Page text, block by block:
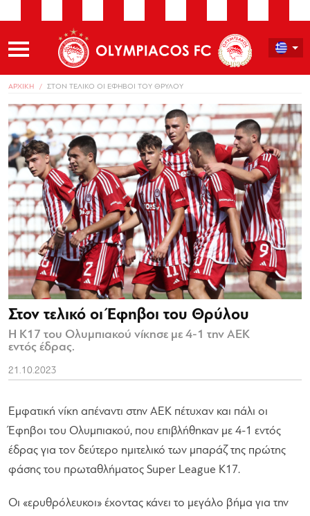
ΑΡΧΙΚΗ ΣΤΟΝ ΤΕΛΙΚΟ ΟΙ ΕΦΗΒΟΙ ΤΟΥ ΘΡΥΛΟΥ
Στον τελικό οι Έφηβοι του Θρύλου
Η Κ17 του Ολυμπιακού νίκησε με 4-1 την ΑΕΚ
εντός έδρας.
21.10.2023
Εμφατική νίκη απέναντι στην ΑΕΚ πέτυχαν και πάλι οι
Έφηβοι του Ολυμπιακού, που επιβλήθηκαν με 4-1 εντός
έδρας για τον δεύτερο ημιτελικό των μπαράζ της πρώτης
φάσης του πρωταθλήματος Super League Κ17.
Οι «ερυθρόλευκοι» έχοντας κάνει το μεγάλο βήμα για την